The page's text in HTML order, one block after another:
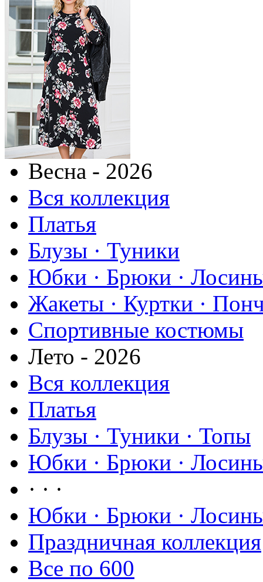
Весна - 2026
Вся коллекция
Платья
Блузы · Туники
Юбки · Брюки ·
Жакеты · Куртки ·
Спортивные костюмы
Лето - 2026
Вся коллекция
Платья
Блузы · Туники · Топы
Юбки · Брюки ·
· · ·
Юбки · Брюки ·
Праздничная коллекция
Все по 600